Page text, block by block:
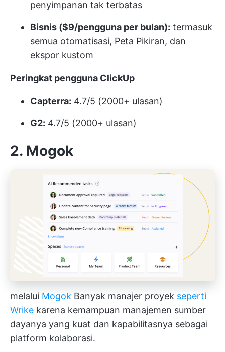
penyimpanan tak terbatas
Bisnis ($9/pengguna per bulan): termasuk
semua otomatisasi, Peta Pikiran, dan
ekspor kustom
Peringkat pengguna ClickUp
Capterra: 4.7/5 (2000+ ulasan)
G2: 4.7/5 (2000+ ulasan)
2. Mogok
melalui Mogok Banyak manajer proyek seperti
Wrike karena kemampuan manajemen sumber
dayanya yang kuat dan kapabilitasnya sebagai
platform kolaborasi.